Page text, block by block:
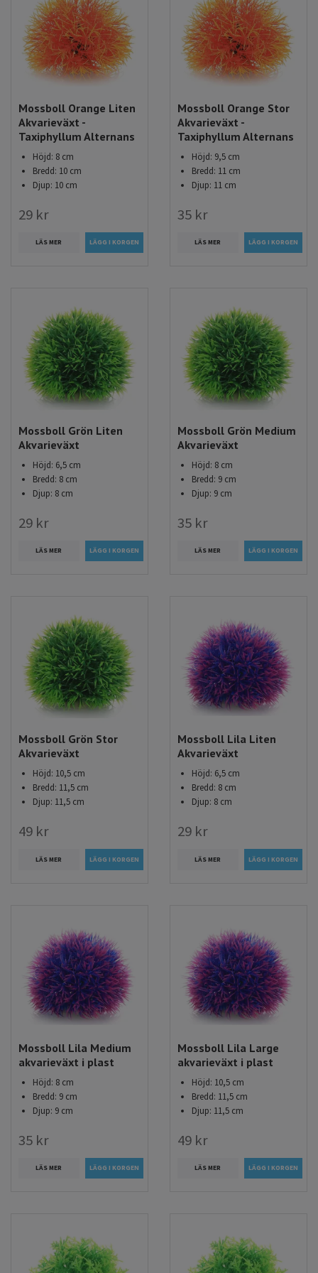
Mossboll Orange Liten
Akvarieväxt -
Taxiphyllum Alternans
Höjd: 8 cm
Bredd: 10 cm
Djup: 10 cm
29 kr
LÄS MER
Mossboll Orange Stor
Akvarieväxt -
Taxiphyllum Alternans
Höjd: 9,5 cm
Bredd: 11 cm
Djup: 11 cm
35 kr
LÄS MER
Mossboll Grön Liten
Akvarieväxt
Höjd: 6,5 cm
Bredd: 8 cm
Djup: 8 cm
29 kr
LÄS MER
Mossboll Grön Medium
Akvarieväxt
Höjd: 8 cm
Bredd: 9 cm
Djup: 9 cm
35 kr
LÄS MER
Mossboll Grön Stor
Akvarieväxt
Höjd: 10,5 cm
Bredd: 11,5 cm
Djup: 11,5 cm
49 kr
LÄS MER
Mossboll Lila Liten
Akvarieväxt
Höjd: 6,5 cm
Bredd: 8 cm
Djup: 8 cm
29 kr
LÄS MER
Mossboll Lila Medium
akvarieväxt i plast
Höjd: 8 cm
Bredd: 9 cm
Djup: 9 cm
35 kr
LÄS MER
Mossboll Lila Large
akvarieväxt i plast
Höjd: 10,5 cm
Bredd: 11,5 cm
Djup: 11,5 cm
49 kr
LÄS MER